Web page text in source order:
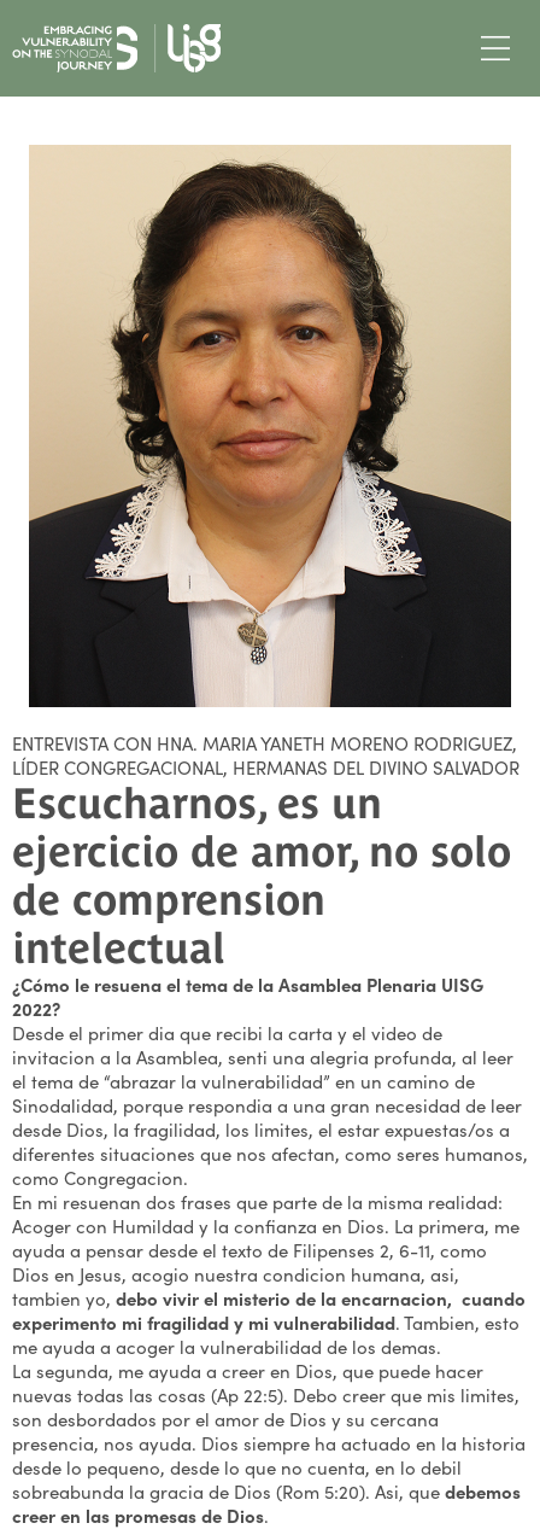
ENTREVISTA CON HNA. MARIA YANETH MORENO RODRIGUEZ,
LÍDER CONGREGACIONAL, HERMANAS DEL DIVINO SALVADOR
Escucharnos, es un
ejercicio de amor, no solo
de comprension
intelectual
¿Cómo le resuena el tema de la Asamblea Plenaria UISG
2022?
Desde el primer dia que recibi la carta y el video de
invitacion a la Asamblea, senti una alegria profunda, al leer
el tema de “abrazar la vulnerabilidad” en un camino de
Sinodalidad, porque respondia a una gran necesidad de leer
desde Dios, la fragilidad, los limites, el estar expuestas/os a
diferentes situaciones que nos afectan, como seres humanos,
como Congregacion.
En mi resuenan dos frases que parte de la misma realidad:
Acoger con Humildad y la confianza en Dios. La primera, me
ayuda a pensar desde el texto de Filipenses 2, 6-11, como
Dios en Jesus, acogio nuestra condicion humana, asi,
tambien yo, debo vivir el misterio de la encarnacion, cuando
experimento mi fragilidad y mi vulnerabilidad. Tambien, esto
me ayuda a acoger la vulnerabilidad de los demas.
La segunda, me ayuda a creer en Dios, que puede hacer
nuevas todas las cosas (Ap 22:5). Debo creer que mis limites,
son desbordados por el amor de Dios y su cercana
presencia, nos ayuda. Dios siempre ha actuado en la historia
desde lo pequeno, desde lo que no cuenta, en lo debil
sobreabunda la gracia de Dios (Rom 5:20). Asi, quedebemos
creer en las promesas de Dios.